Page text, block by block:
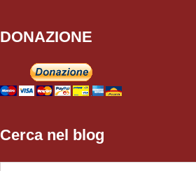
DONAZIONE
Cerca nel blog